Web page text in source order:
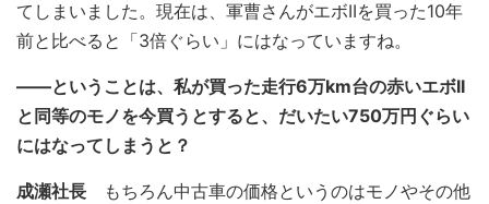
てしまいました。現在は、軍曹さんがエボIIを買った10年
前と比べると「3倍ぐらい」にはなっていますね。
――ということは、私が買った走行6万km台の赤いエボII
と同等のモノを今買うとすると、だいたい750万円ぐらい
にはなってしまうと？
成瀬社長 もちろん中古車の価格というのはモノやその他